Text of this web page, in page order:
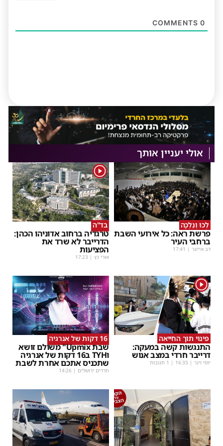
0
אולי יעניין אותך
לְכוּ וְנֵלְכָה
פרשת ראה: כל אירועי השבת
ברחבי העיר
דב אייזנר |
17:41
1
בד"ה
טרגדיה ברחוב אדוניהו הכהן:
הדרייבר לא שרד את
הפציעות
אורי כץ |
17:23
1
פינוי תוך החייאה
התנגשות קשה במעקה:
דרייבר חרדי במצב אנוש
יוסי וינר |
16:35 | 1 תגובות
16 דקות של אנרגיה
שבת Upmix" משולם זושא
וTYH ב16 דקות של אנרגיה
שתכניס אתכם אחרת לשבת
חרדים ירושלים |
14:26